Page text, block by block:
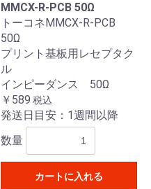
MMCX-R-PCB 50Ω
トーコネMMCX-R-PCB
50Ω
プリント基板用レセプタク
ル
インピーダンス 50Ω
￥589 税込
発送日目安：1週間以降
数量
カートに入れる